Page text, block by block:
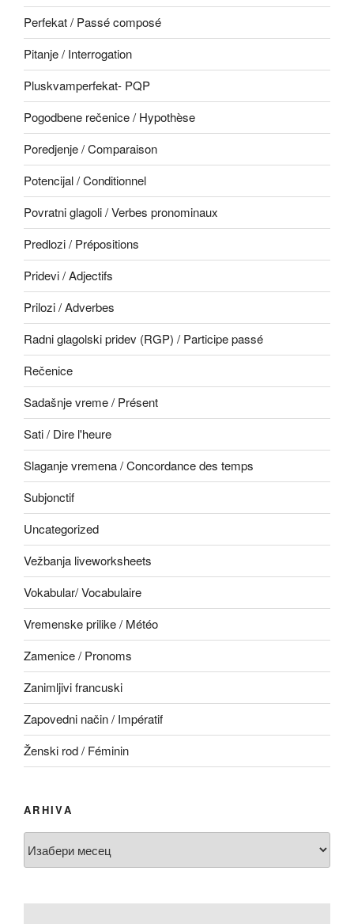
Perfekat / Passé composé
Pitanje / Interrogation
Pluskvamperfekat- PQP
Pogodbene rečenice / Hypothèse
Poredjenje / Comparaison
Potencijal / Conditionnel
Povratni glagoli / Verbes pronominaux
Predlozi / Prépositions
Pridevi / Adjectifs
Prilozi / Adverbes
Radni glagolski pridev (RGP) / Participe passé
Rečenice
Sadašnje vreme / Présent
Sati / Dire l'heure
Slaganje vremena / Concordance des temps
Subjonctif
Uncategorized
Vežbanja liveworksheets
Vokabular/ Vocabulaire
Vremenske prilike / Météo
Zamenice / Pronoms
Zanimljivi francuski
Zapovedni način / Impératif
Ženski rod / Féminin
ARHIVA